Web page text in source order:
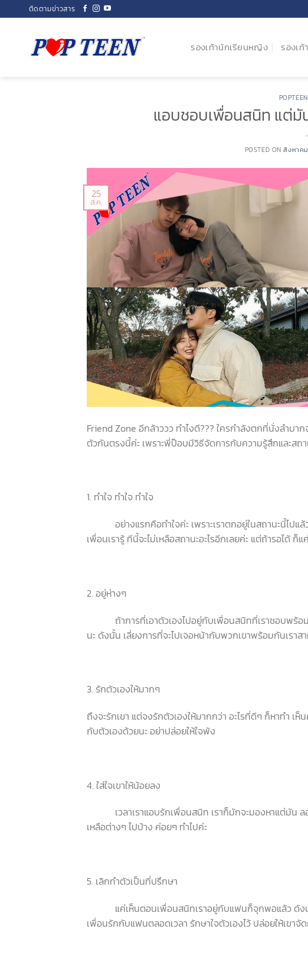
to
ติดตามข่าวสาร
รองเท้านักเรียนหญิง รองเ
แอบชอบเพื่อนสนิท แต่มั
POSTED ONสิงหาค
25
ส.ค.
Friend Zone อีกล้าววว ทำไงดี??? ใครกำลังตกที่นั่งลำ
ตัวกันตรงนี้ค่ะ เพราะพี่ป๊อบมีวิธีจัดการกับความรู้สึกและสถ
1. ทำใจ ทำใจ ทำใจ
อย่างแรกคือทำใจค่ะ เพราะเราตกอยู่ในสถานะนี้ไปแล้ว
เพื่อนเรารู้ ทีนี้จะไม่เหลือสถานะอะไรอีกเลยค่ะ แต่ถ้ารอได้ ก็
2. อยู่ห่างๆ
ถ้าการที่เอาตัวเองไปอยู่กับเพื่อนสนิทที่เราชอบพร้อมกั
นะ ดังนั้น เลี่ยงการที่จะไปเจอหน้ากับพวกเขาพร้อมกันเราส
3. รักตัวเองให้มากๆ
ถึงจะรักเขา แต่จงรักตัวเองให้มากกว่า อะไรที่ดีๆ ก็หาทำ
กับตัวเองด้วยนะ อย่าปล่อยให้ใจพัง
4. ใส่ใจเขาให้น้อยลง
เวลาเราแอบรักเพื่อนสนิท เราก็มักจะมองหาแต่มัน ล
เหลือต่างๆ ไปบ้าง ค่อยๆ ทำไปค่ะ
5. เลิกทำตัวเป็นที่ปรึกษา
แค่เห็นตอนเพื่อนสนิทเราอยู่กับแฟนก็จุกพอแล้ว ดังนั้น
เพื่อนรักกับแฟนตลอดเวลา รักษาใจตัวเองไว้ ปล่อยให้เขาจัด